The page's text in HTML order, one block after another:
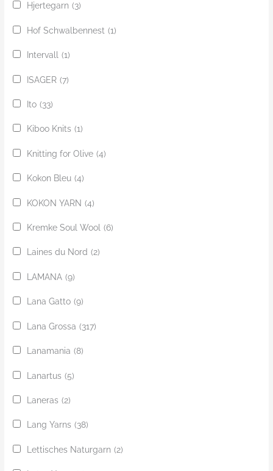
Hjertegarn (3)
Hof Schwalbennest (1)
Intervall (1)
ISAGER (7)
Ito (33)
Kiboo Knits (1)
Knitting for Olive (4)
Kokon Bleu (4)
KOKON YARN (4)
Kremke Soul Wool (6)
Laines du Nord (2)
LAMANA (9)
Lana Gatto (9)
Lana Grossa (317)
Lanamania (8)
Lanartus (5)
Laneras (2)
Lang Yarns (38)
Lettisches Naturgarn (2)